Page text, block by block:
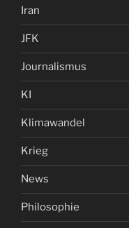
Iran
JFK
Journalismus
KI
Klimawandel
Krieg
News
Philosophie